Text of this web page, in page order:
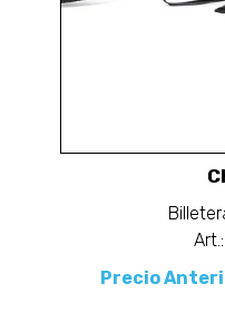
Precio